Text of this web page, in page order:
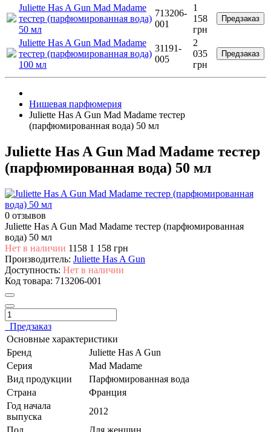
Juliette Has A Gun Mad Madame
тестер (парфюмированная вода)
50 мл
713206-
001
1
158
грн
Предзаказ
Juliette Has A Gun Mad Madame
тестер (парфюмированная вода)
100 мл
31191-
005
2
035
грн
Предзаказ
Нишевая парфюмерия
Juliette Has A Gun Mad Madame тестер
(парфюмированная вода) 50 мл
Juliette Has A Gun Mad Madame тестер
(парфюмированная вода) 50 мл
0 отзывов
Juliette Has A Gun Mad Madame тестер (парфюмированная
вода) 50 мл
Нет в наличии 1158 1 158 грн
Производитель: Juliette Has A Gun
Доступность: Нет в наличии
Код товара: 713206-001
Предзаказ
Основные характеристики
Бренд
Juliette Has A Gun
Серия
Mad Madame
Вид продукции
Парфюмированная вода
Страна
Франция
Год начала
выпуска
2012
Пол
Для женщин